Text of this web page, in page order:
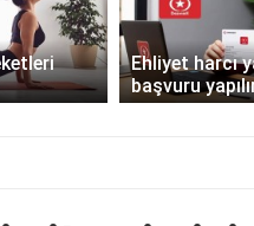
Ehliyet harcı
başvuru